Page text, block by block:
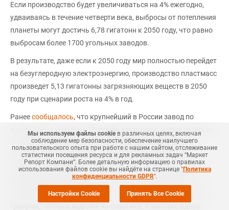
Если производство будет увеличиваться на 4% ежегодно,
удваиваясь в течение четверти века, выбросы от потепления
планеты могут достичь 6,78 гигатонн к 2050 году, что равно
выбросам более 1700 угольных заводов.
В результате, даже если к 2050 году мир полностью перейдет
на безуглеродную электроэнергию, производство пластмасс
произведет 5,13 гигатонны загрязняющих веществ в 2050
году при сценарии роста на 4% в год.
Ранеесообщалось, что крупнейший в России завод по
переработка пластика "Эколайн-вторпласт" и производство
готовых изделий из вторичной пластиковой гранулы
запущены в Подмосковье. Комплекс включает завод
"ЭкоЛайн-ВторПласт" по переработке во вторичное сырье
полимеров, выделяемых из ТКО, а также предприятие
"ЭкоПласт" по производству, с использованием вторичной
Мы используем файлы cookieв различных целях, включая
соблюдение мер безопасности, обеспечение наилучшего
пользовательского опыта при работе с нашим сайтом, отслеживание
статистики посещения ресурса и для рекламных задач “Маркет
Репорт Компани”. Более детальную информацию о правилах
использования файлов cookie вы найдёте на странице "Политика
конфиденциальности GDPR".
Настройки Cookie Принять Все Cookie